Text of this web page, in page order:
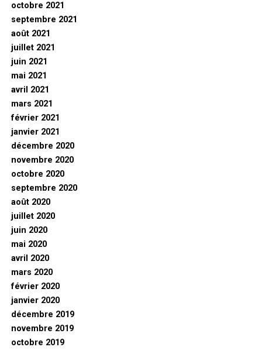
octobre 2021
septembre 2021
août 2021
juillet 2021
juin 2021
mai 2021
avril 2021
mars 2021
février 2021
janvier 2021
décembre 2020
novembre 2020
octobre 2020
septembre 2020
août 2020
juillet 2020
juin 2020
mai 2020
avril 2020
mars 2020
février 2020
janvier 2020
décembre 2019
novembre 2019
octobre 2019